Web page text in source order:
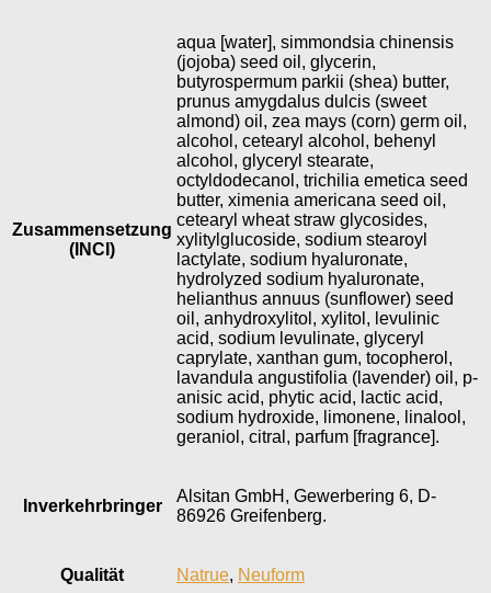
Zusammensetzung
(INCI)
aqua [water], simmondsia chinensis
(jojoba) seed oil, glycerin,
butyrospermum parkii (shea) butter,
prunus amygdalus dulcis (sweet
almond) oil, zea mays (corn) germ oil,
alcohol, cetearyl alcohol, behenyl
alcohol, glyceryl stearate,
octyldodecanol, trichilia emetica seed
butter, ximenia americana seed oil,
cetearyl wheat straw glycosides,
xylitylglucoside, sodium stearoyl
lactylate, sodium hyaluronate,
hydrolyzed sodium hyaluronate,
helianthus annuus (sunflower) seed
oil, anhydroxylitol, xylitol, levulinic
acid, sodium levulinate, glyceryl
caprylate, xanthan gum, tocopherol,
lavandula angustifolia (lavender) oil, p-
anisic acid, phytic acid, lactic acid,
sodium hydroxide, limonene, linalool,
geraniol, citral, parfum [fragrance].
Inverkehr­bringer
Alsitan GmbH, Gewerbering 6, D-
86926 Greifenberg.
Qualität Natrue, Neuform